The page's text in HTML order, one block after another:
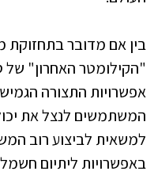
בין אם מדובר בתחזוקת
"הקילומטר האחרון" של
אפשרויות התצורה
המשתמשים לנצל את
למשאית לביצוע רוב
באפשרויות ליתיום